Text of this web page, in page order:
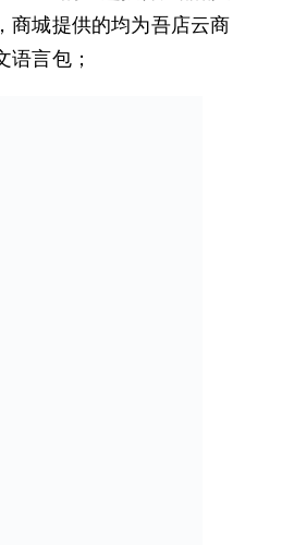
商城提供的均为吾店云商
语言包；